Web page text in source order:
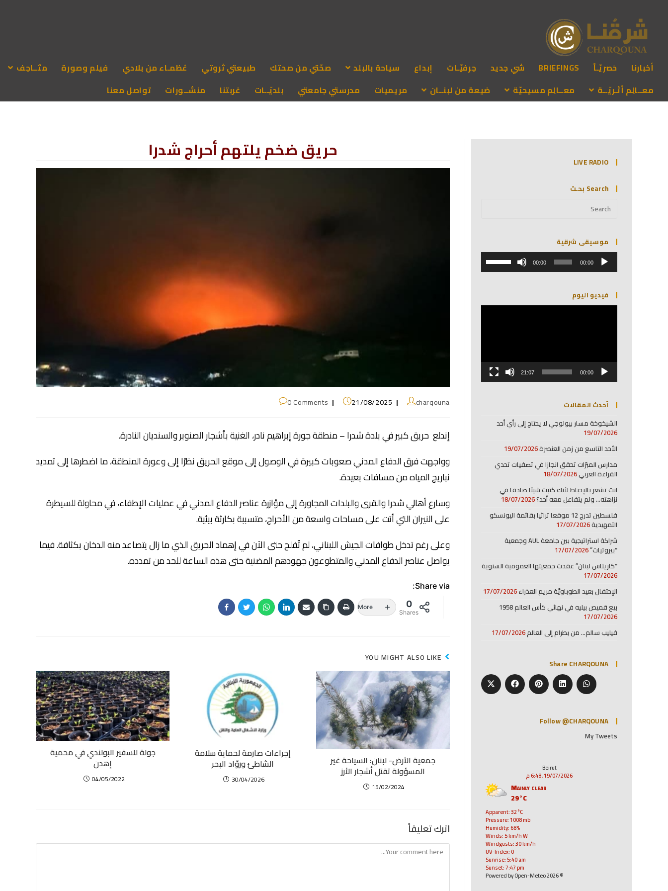
أخبارنا حَصريّـاً BRIEFINGS شي جديد حِرفيّـات إبداع سياحة بالبلد صحّتي من صحتك طبيعتي ثروتي عُظمـاء من بلادي فيلم وصورة
متَــاحِف
معــالِم أثـريّــة
معــالِم مسيحيّة ضيعة من لبنــان مريميات مدرستي جامعتي بلديّــات غربتنا منشــورات تواصل معنا
حريق ضخم يلتهم أحراج شدرا
charqouna
21/08/2025
0 Comments
إندلع حريق كبير في بلدة شدرا – منطقة جورة إبراهيم نادر، الغنية بأشجار الصنوبر والسنديان النادرة.
وواجهت فرق الدفاع المدني صعوبات كبيرة في الوصول إلى موقع الحريق نظرًا إلى وعورة المنطقة، ما اضطرها إلى تمديد
نباريج المياه من مسافات بعيدة.
وسارع أهالي شدرا والقرى والبلدات المجاورة إلى مؤازرة عناصر الدفاع المدني في عمليات الإطفاء، في محاولة للسيطرة
على النيران التي أتت على مساحات واسعة من الأحراج، متسببة بكارثة بيئية.
وعلى رغم تدخل طوافات الجيش اللبناني، لم تُفلح حتى الآن في إهماد الحريق الذي ما زال يتصاعد منه الدخان بكثافة. فيما
يواصل عناصر الدفاع المدني والمتطوعون جهودهم المضنية حتى هذه الساعة للحد من تمدده.
Share via:
0
Shares
More
YOU MIGHT ALSO LIKE
جولة للسفير البولندي في محمية
إهدن
04/05/2022
إجراءات صارمة لحماية سلامة
الشاطئ وروّاد البحر
30/04/2026
جمعية الأرض- لبنان: السياحة غير
المسؤولة تقتل أشجار الأرز
15/02/2024
اترك تعليقاً
LIVE RADIO
Search بحـث
موسيقى شرقية
مشغل
الصوت 00:00
00:00
مفاتيح
لزيادة
فيديو اليوم
مشغل
00:00
21:07
أحدث المقالات
الشيخوخة مسار بيولوجي لا يحتاج إلى رأي أحد
19/07/2026
الأحد التاسع من زمن العنصرة19/07/2026
مدارس المبرّات تحقق انجازا في تصفيات تحدي
القراءة العربي18/07/2026
انت تشعر بالإحباط لأنك كتبت شيئا صادقا في
نزاهته… ولم يتفاعل معه أحد؟18/07/2026
فلسطين تدرج 12 موقعا تراثيا بقائمة اليونسكو
التمهيدية17/07/2026
شراكة استراتيجية بين جامعة AUL وجمعية
“بيروتيات”17/07/2026
“كاريتاس لبنان” عقدت جمعيتها العمومية السنوية
17/07/2026
الإحتفال بعيد الطوباويَّة مريم العذراء17/07/2026
بيع قميص بيليه في نهائي كأس العالم 1958
17/07/2026
فيليب سالم… من بطرام إلى العالم17/07/2026
Share CHARQOUNA
Follow @CHARQOUNA
My Tweets
Beirut
19/07/2026, 6:48 م
Mainly clear
29°C
Apparent: 32°C
Pressure: 1008 mb
Humidity: 68%
Winds: 5 km/h W
Windgusts: 30 km/h
UV-Index: 0
Sunrise: 5:40 am
Sunset: 7:47 pm
© 2026 Powered by Open-Meteo